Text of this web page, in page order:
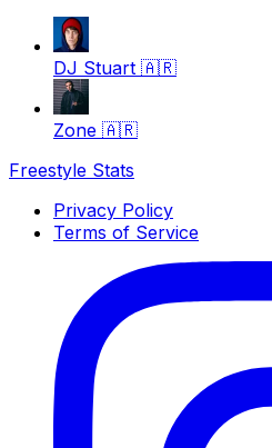
DJ Stuart 🇦🇷
Zone 🇦🇷
Freestyle Stats
Privacy Policy
Terms of Service